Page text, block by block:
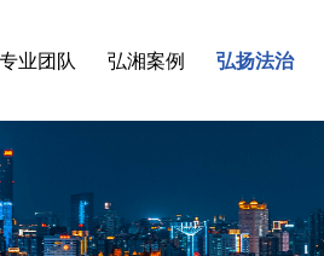
专业团队 弘湘案例 弘扬法治